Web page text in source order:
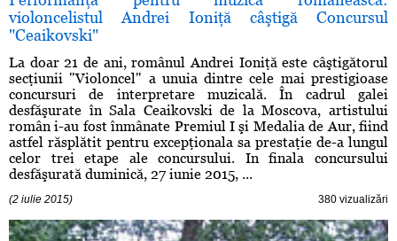
violoncelistul Andrei Ioniţă câştigă Concursul
"Ceaikovski"
La doar 21 de ani, românul Andrei Ioniţă este câştigătorul
secţiunii "Violoncel" a unuia dintre cele mai prestigioase
concursuri de interpretare muzicală. În cadrul galei
desfăşurate în Sala Ceaikovski de la Moscova, artistului
român i-au fost înmânate Premiul I şi Medalia de Aur, fiind
astfel răsplătit pentru excepţionala sa prestaţie de-a lungul
celor trei etape ale concursului. In finala concursului
desfăşurată duminică, 27 iunie 2015, ...
(2 iulie 2015) 380 vizualizări